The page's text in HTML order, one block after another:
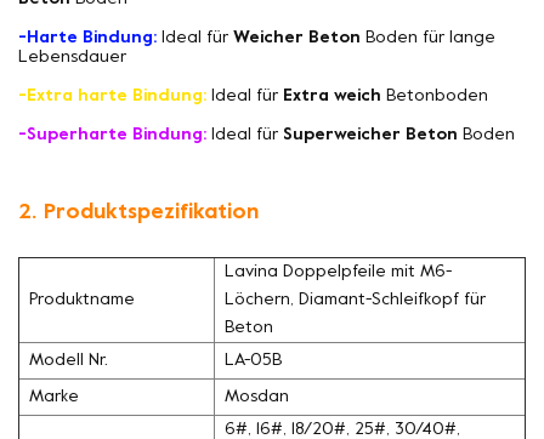
-Harte Bindung: Ideal für Weicher Beton Boden für lange
Lebensdauer
-Extra harte Bindung: Ideal für Extra weich Betonboden
-Superharte Bindung: Ideal für Superweicher Beton Boden
2. Produktspezifikation
Produktname
Lavina Doppelpfeile mit M6-
Löchern, Diamant-Schleifkopf für
Beton
Modell Nr. LA-05B
Marke Mosdan
6#, 16#, 18/20#, 25#, 30/40#,